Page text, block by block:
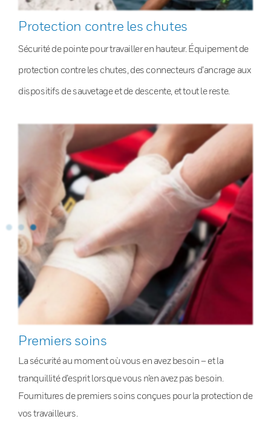
Protection contre les chutes
Sécurité de pointe pour travailler en hauteur. Équipement de
protection contre les chutes, des connecteurs d’ancrage aux
dispositifs de sauvetage et de descente, et tout le reste.
Premiers soins
La sécurité au moment où vous en avez besoin – et la
tranquillité d’esprit lorsque vous n’en avez pas besoin.
Fournitures de premiers soins conçues pour la protection de
vos travailleurs.